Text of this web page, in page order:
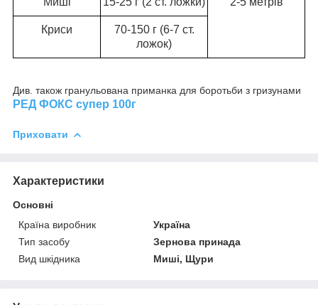
Криси
70-150 г (6-7 ст.
ложок)
Див. також гранульована приманка для боротьби з гризунами
РЕД ФОКС супер 100г
Приховати
Характеристики
Основні
Країна виробник
Україна
Тип засобу
Зернова принада
Вид шкідника
Миші, Щури